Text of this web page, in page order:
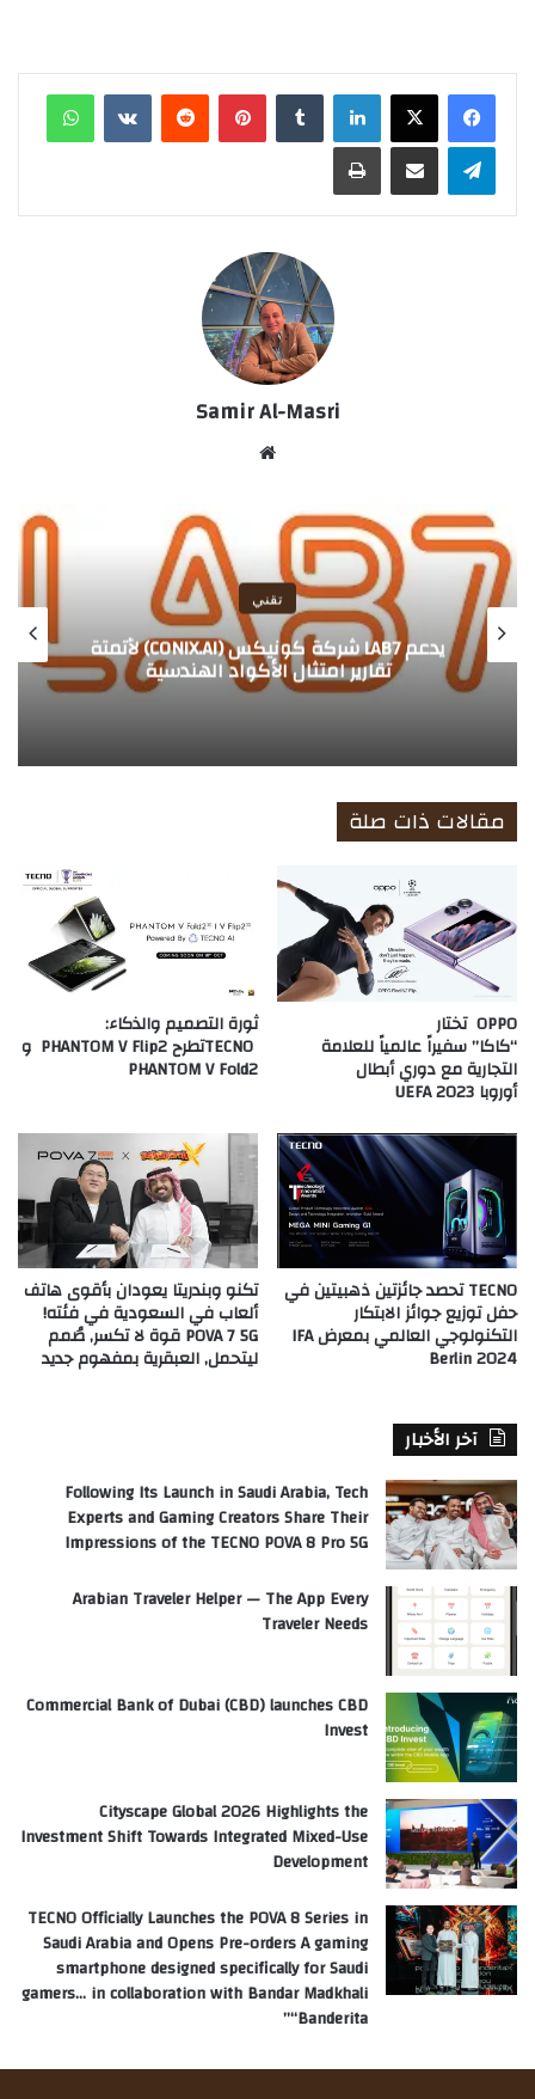
لينكدإن بينتيريست
Samir Al-Masri
تقني
يدعم LAB7 شركة كونيكس (CONIX.AI) لأتمتة
تقارير امتثال الأكواد الهندسية
مقالات ذات صلة
OPPO تختار
“كاكا” سفيراً عالمياً للعلامة
التجارية مع دوري أبطال
أوروبا UEFA 2023
ثورة التصميم والذكاء:
TECNOتطرح PHANTOM V Flip2 و
PHANTOM V Fold2
TECNO تحصد جائزتين ذهبيتين في
حفل توزيع جوائز الابتكار
التكنولوجي العالمي بمعرض IFA
Berlin 2024
تكنو وبندريتا يعودان بأقوى هاتف
ألعاب في السعودية في فئته!
POVA 7 5G قوة لا تكسر, صُمم
ليتحمل, العبقرية بمفهوم جديد
آخر الأخبار
Following Its Launch in Saudi Arabia, Tech
Experts and Gaming Creators Share Their
Impressions of the TECNO POVA 8 Pro 5G
Arabian Traveler Helper — The App Every
Traveler Needs
Commercial Bank of Dubai (CBD) launches CBD
Invest
Cityscape Global 2026 Highlights the
Investment Shift Towards Integrated Mixed-Use
Development
TECNO Officially Launches the POVA 8 Series in
Saudi Arabia and Opens Pre-orders A gaming
smartphone designed specifically for Saudi
gamers… in collaboration with Bandar Madkhali
“Banderita”